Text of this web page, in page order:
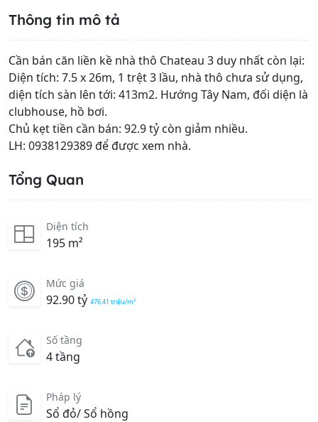
Thông tin mô tả
Cần bán căn liền kề nhà thô Chateau 3 duy nhất còn lại:
Diện tích: 7.5 x 26m, 1 trệt 3 lầu, nhà thô chưa sử dụng,
diện tích sàn lên tới: 413m2. Hướng Tây Nam, đối diện là
clubhouse, hồ bơi.
Chủ kẹt tiền cần bán: 92.9 tỷ còn giảm nhiều.
LH: 0938129389 để được xem nhà.
Tổng Quan
Diện tích
195 m²
Mức giá
92.90 tỷ 476.41 triệu/m²
Số tầng
4 tầng
Pháp lý
Sổ đỏ/ Sổ hồng